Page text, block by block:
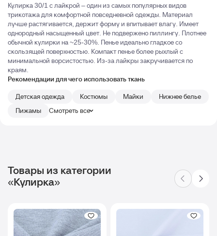
Кулирка 30/1 с лайкрой – один из самых популярных видов
трикотажа для комфортной повседневной одежды. Материал
лучше растягивается, держит форму и впитывает влагу. Имеет
однородный насыщенный цвет. Не подвержено пиллингу. Плотнее
обычной кулирки на ~25-30%. Пенье идеально гладкое со
скользящей поверхностью. Компакт пенье более рыхлый с
минимальной ворсистостью. Из-за лайкры закручивается по
краям.
Рекомендации для чего использовать ткань
Детская одежда
Костюмы Майки
Нижнее белье
Пижамы
Смотреть все
Товары из категории
«Кулирка»